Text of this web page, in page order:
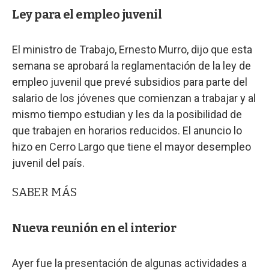
Ley para el empleo juvenil
El ministro de Trabajo, Ernesto Murro, dijo que esta
semana se aprobará la reglamentación de la ley de
empleo juvenil que prevé subsidios para parte del
salario de los jóvenes que comienzan a trabajar y al
mismo tiempo estudian y les da la posibilidad de
que trabajen en horarios reducidos. El anuncio lo
hizo en Cerro Largo que tiene el mayor desempleo
juvenil del país.
SABER MÁS
Nueva reunión en el interior
Ayer fue la presentación de algunas actividades a